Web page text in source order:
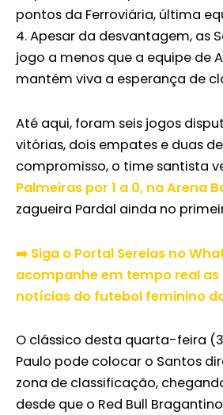
pontos da Ferroviária, última
4. Apesar da desvantagem, as
jogo a menos que a equipe de
mantém viva a esperança de
Até aqui, foram seis jogos
vitórias, dois empates e duas
compromisso, o time santista
Palmeiras por 1 a 0, na Arena
zagueira Pardal ainda no
➡️ Siga o Portal Sereias no
acompanhe em tempo real as
notícias do futebol feminino
O clássico desta quarta-feira
Paulo pode colocar o Santos
zona de classificação,
desde que o Red Bull